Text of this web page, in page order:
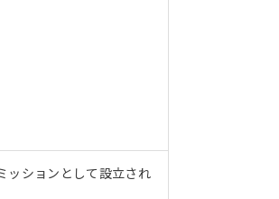
ッションとして設立され